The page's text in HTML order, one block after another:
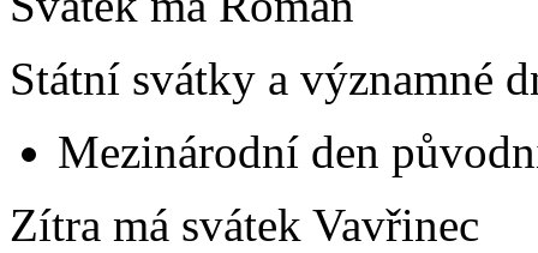
Státní svátky a významné
Mezinárodní den
Zítra má svátek Vavřinec